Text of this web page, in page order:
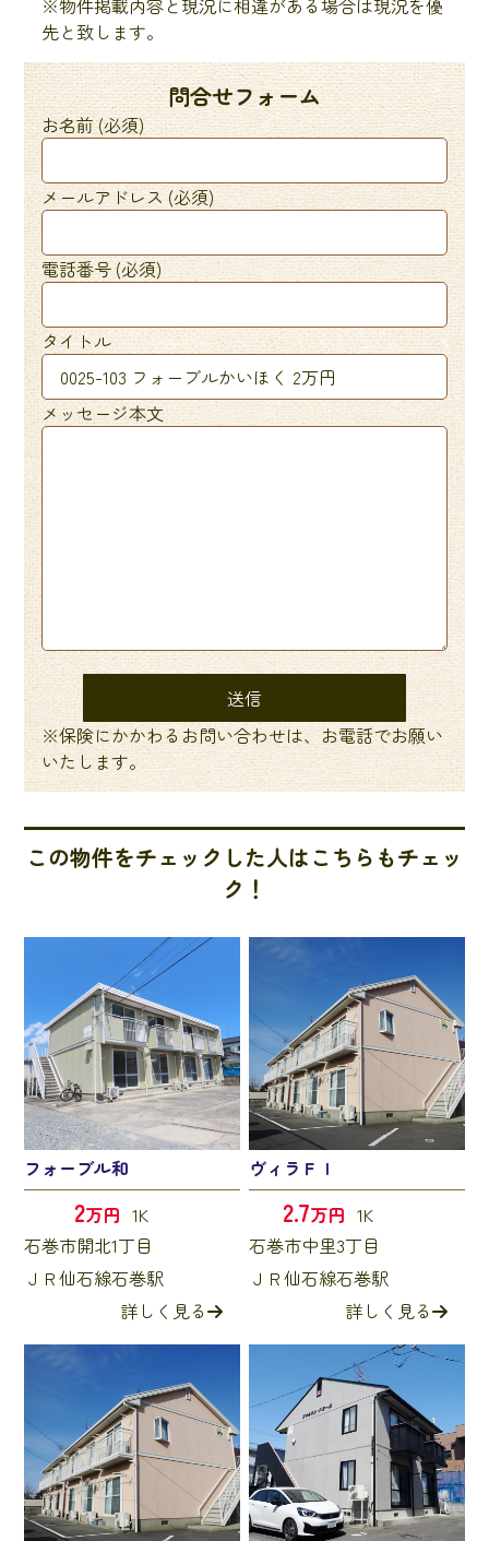
※物件掲載内容と現況に相違がある場合は現況を優
先と致します。
問合せフォーム
お名前 (必須)
メールアドレス (必須)
電話番号 (必須)
タイトル
メッセージ本文
※保険にかかわるお問い合わせは、お電話でお願い
いたします。
この物件をチェックした人はこちらもチェッ
ク！
フォーブル和
2万円 1K
石巻市開北1丁目
ＪＲ仙石線石巻駅
詳しく見る
ヴィラＦＩ
2.7万円 1K
石巻市中里3丁目
ＪＲ仙石線石巻駅
詳しく見る